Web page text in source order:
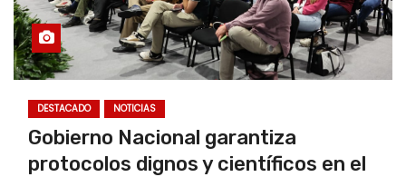
DESTACADO NOTICIAS
Gobierno Nacional garantiza
protocolos dignos y científicos en el